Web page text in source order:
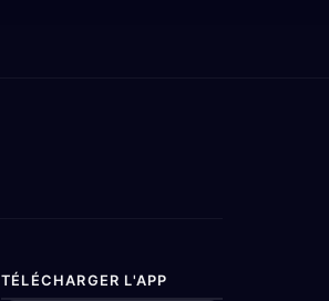
TÉLÉCHARGER L'APP